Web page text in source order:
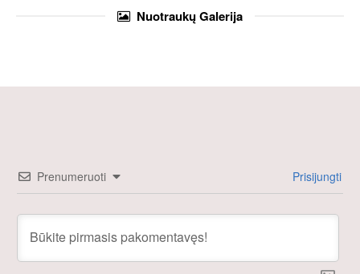
NuotraukųGalerija
Prenumeruoti Prisijungti